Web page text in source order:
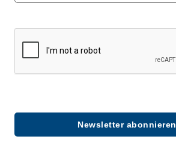
Newsletter abonnieren